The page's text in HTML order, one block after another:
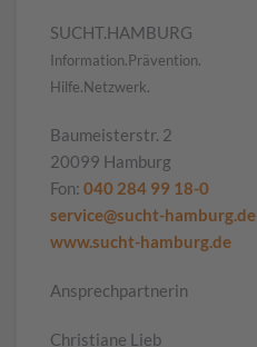
SUCHT.HAMBURG
Information.Prävention.
Hilfe.Netzwerk.
Baumeisterstr. 2
20099 Hamburg
Fon: 040 284 99 18-0
service@sucht-hamburg.de
www.sucht-hamburg.de
Ansprechpartnerin
Christiane Lieb